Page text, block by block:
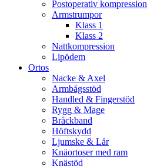
Postoperativ kompression
Armstrumpor
Klass 1
Klass 2
Nattkompression
Lipödem
Ortos
Nacke & Axel
Armbågsstöd
Handled & Fingerstöd
Rygg & Mage
Bråckband
Höftskydd
Ljumske & Lår
Knäortoser med ram
Knästöd